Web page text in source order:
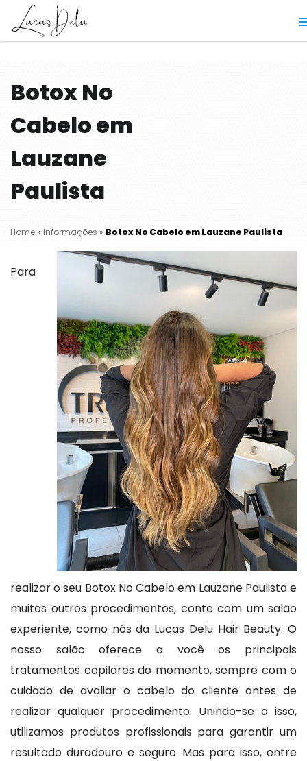
Botox No
Cabelo em
Lauzane
Paulista
Home » Informações » Botox No Cabelo em Lauzane Paulista
Para
realizar o seu Botox No Cabelo em Lauzane Paulista e
muitos outros procedimentos, conte com um salão
experiente, como nós da Lucas Delu Hair Beauty. O
nosso salão oferece a você os principais
tratamentos capilares do momento, sempre com o
cuidado de avaliar o cabelo do cliente antes de
realizar qualquer procedimento. Unindo-se a isso,
utilizamos produtos profissionais para garantir um
resultado duradouro e seguro. Mas para isso, entre